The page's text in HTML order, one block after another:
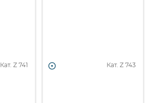
Кат. Z 741 Кат. Z 743